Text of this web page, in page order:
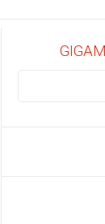
GIGAMEN 過